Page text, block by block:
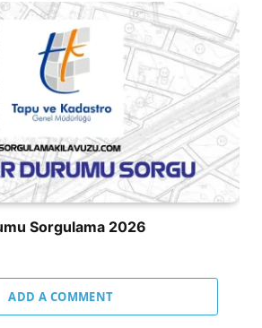
Sorgulama 2026
ADD A COMMENT